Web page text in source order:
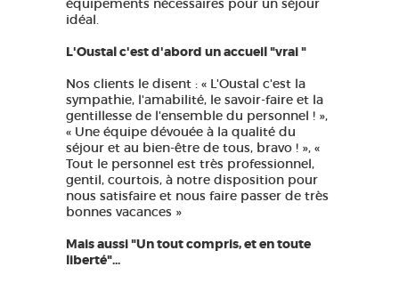
équipements nécessaires pour un séjour
idéal.
L'Oustal c'est d'abord un accueil "vrai "
Nos clients le disent : « L'Oustal c'est la
sympathie, l'amabilité, le savoir-faire et la
gentillesse de l'ensemble du personnel ! »,
« Une équipe dévouée à la qualité du
séjour et au bien-être de tous, bravo ! », «
Tout le personnel est très professionnel,
gentil, courtois, à notre disposition pour
nous satisfaire et nous faire passer de très
bonnes vacances »
Mais aussi "Un tout compris, et en toute
liberté"...